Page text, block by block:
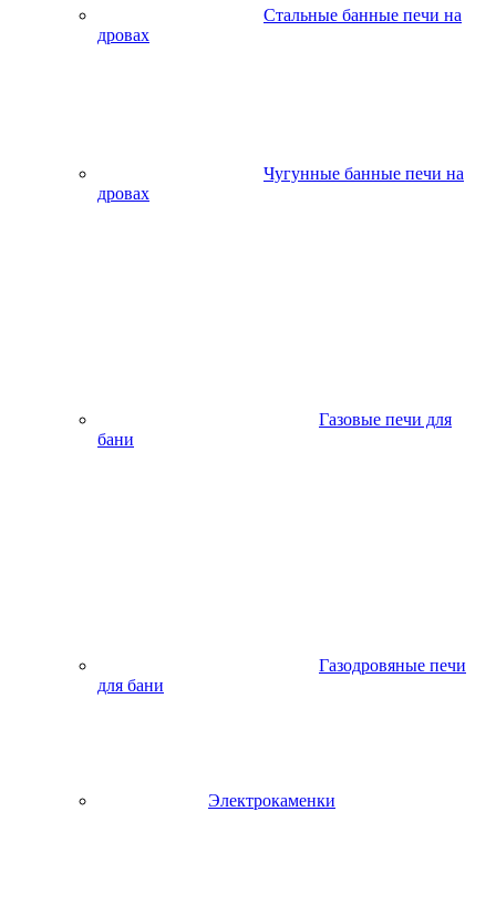
Стальные банные печи на
дровах
Чугунные банные печи на
дровах
Газовые печи для
бани
Газодровяные печи
для бани
Электрокаменки